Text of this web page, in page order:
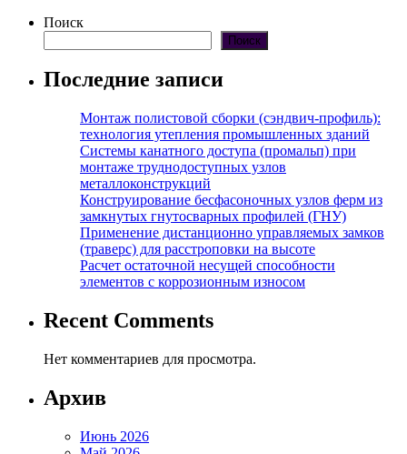
Поиск
Поиск
Последние записи
Монтаж полистовой сборки (сэндвич-профиль):
технология утепления промышленных зданий
Системы канатного доступа (промальп) при
монтаже труднодоступных узлов
металлоконструкций
Конструирование бесфасоночных узлов ферм из
замкнутых гнутосварных профилей (ГНУ)
Применение дистанционно управляемых замков
(траверс) для расстроповки на высоте
Расчет остаточной несущей способности
элементов с коррозионным износом
Recent Comments
Нет комментариев для просмотра.
Архив
Июнь 2026